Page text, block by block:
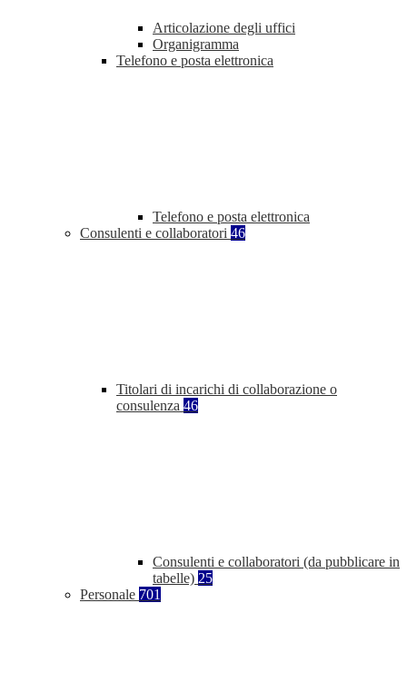
Articolazione degli uffici
Organigramma
Telefono e posta elettronica
Telefono e posta elettronica
Consulenti e collaboratori 46
Titolari di incarichi di collaborazione o
consulenza 46
Consulenti e collaboratori (da pubblicare in
tabelle) 25
Personale 701